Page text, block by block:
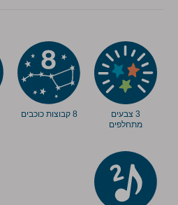
3 צבעים
מתחלפים
8 קבוצות כוכבים